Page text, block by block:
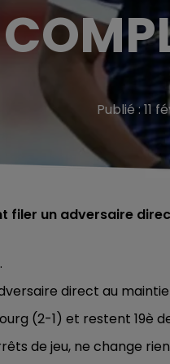
Publié : 11
filer un adversaire
direct au
(2-1) et restent 19è de
de jeu, ne change